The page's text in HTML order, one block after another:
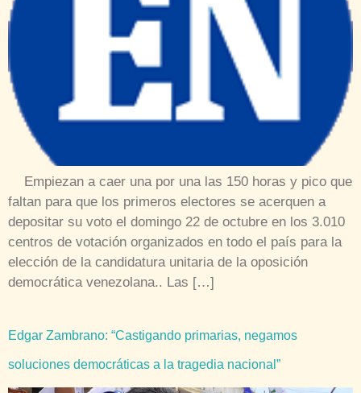
Empiezan a caer una por una las 150 horas y pico que
faltan para que los primeros electores se acerquen a
depositar su voto el domingo 22 de octubre en los 3.010
centros de votación organizados en todo el país para la
elección de la candidatura unitaria de la oposición
democrática venezolana.. Las […]
Edgar Zambrano: “Castigando primarias, negamos
soluciones democráticas a la tragedia nacional”